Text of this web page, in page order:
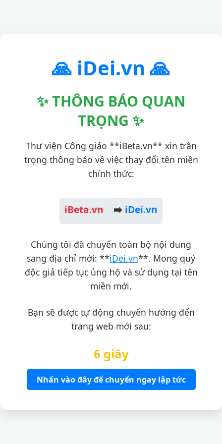
🙏 iDei.vn 🙏
✨ THÔNG BÁO QUAN
TRỌNG ✨
Thư viện Công giáo **iBeta.vn** xin trân
trọng thông báo về việc thay đổi tên miền
chính thức:
iBeta.vn ➡️ iDei.vn
Chúng tôi đã chuyển toàn bộ nội dung
sang địa chỉ mới: **iDei.vn**. Mong quý
độc giả tiếp tục ủng hộ và sử dụng tại tên
miền mới.
Bạn sẽ được tự động chuyển hướng đến
trang web mới sau:
6 giây
Nhấn vào đây để chuyển ngay lập tức